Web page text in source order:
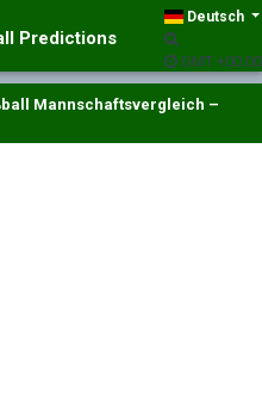
Deutsch
GMT +00:00
Predictions
Mannschaftsvergleich –